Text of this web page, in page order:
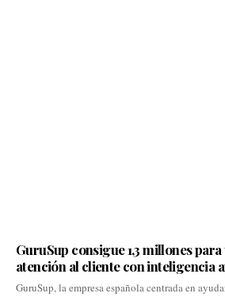
GuruSup consigue 1,3 millones
atención al cliente con inteligencia
GuruSup, la empresa española centrada en